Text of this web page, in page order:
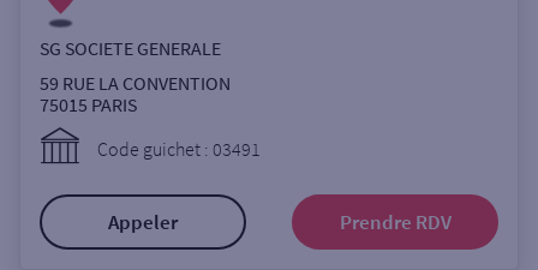
Coffre-fort
Ville / Code postal
SG SOCIETE GENERALE
59 RUE LA CONVENTION
75015 PARIS
Code guichet : 03491
Appeler Prendre RDV